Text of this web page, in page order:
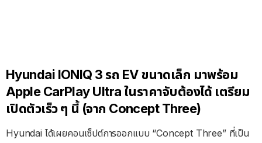
Hyundai IONIQ 3 รถ EV ขนาดเล็ก มาพร้อม
Apple CarPlay Ultra ในราคาจับต้องได้ เตรียม
เปิดตัวเร็ว ๆ นี้ (จาก Concept Three)
Hyundai ได้เผยคอนเซ็ปต์การออกแบบ “Concept Three” ที่เป็น